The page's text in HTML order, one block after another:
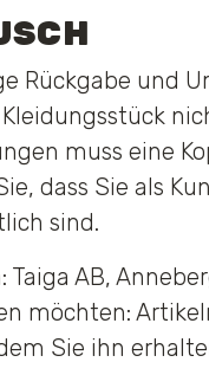
Rückgabe und
muss eine
dass Sie als
sind.
Taiga AB,
möchten:
Sie ihn